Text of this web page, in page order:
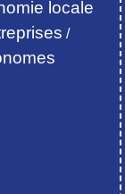
locale
/